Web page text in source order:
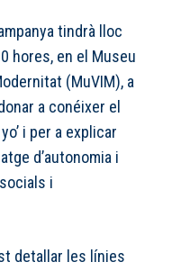
tindrà lloc
hores, en el Museu
(MuVIM), a
a conéixer el
i per a explicar
d’autonomia i
i
detallar les línies